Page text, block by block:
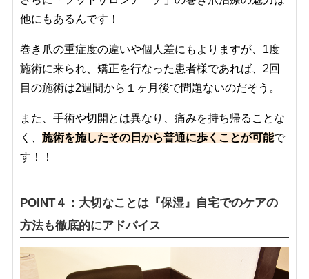
他にもあるんです！
巻き爪の重症度の違いや個人差にもよりますが、1度
施術に来られ、矯正を行なった患者様であれば、2回
目の施術は2週間から１ヶ月後で問題ないのだそう。
また、手術や切開とは異なり、痛みを持ち帰ることな
く、 施術を施したその日から普通に歩くことが可能で
す！！
POINT４：大切なことは『保湿』自宅でのケアの
方法も徹底的にアドバイス